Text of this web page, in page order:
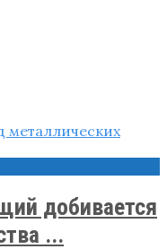
добивается
...